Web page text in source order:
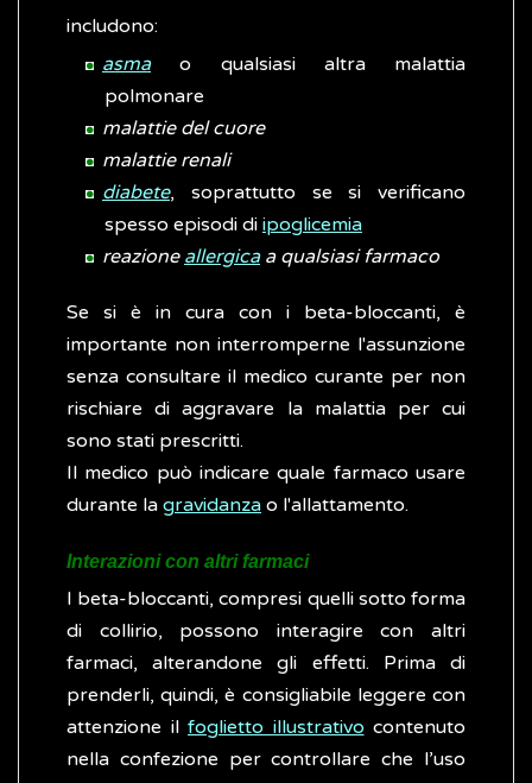
includono:
asmao qualsiasi altra malattia
polmonare
malattie del cuore
malattie renali
diabete, soprattutto se si verificano
spesso episodi di ipoglicemia
reazione allergicaa qualsiasi farmaco
Se si è in cura con i beta-bloccanti, è
importante non interromperne l'assunzione
senza consultare il medico curante per non
rischiare di aggravare la malattia per cui
sono stati prescritti.
Il medico può indicare quale farmaco usare
durante la gravidanza o l'allattamento.
Interazioni con altri farmaci
I beta-bloccanti, compresi quelli sotto forma
di collirio, possono interagire con altri
farmaci, alterandone gli effetti. Prima di
prenderli, quindi, è consigliabile leggere con
attenzione il foglietto illustrativo contenuto
nella confezione per controllare che l’uso